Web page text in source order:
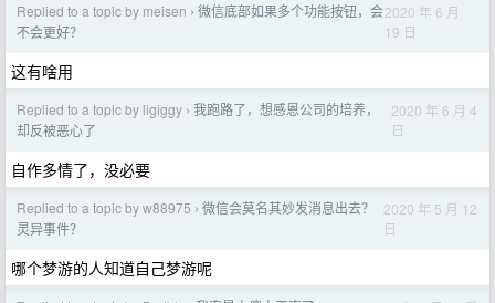
Replied to a topic by meisen › 微信底部如果多个功能按钮，会
不会更好？
2020 年 6 月
19 日
这有啥用
Replied to a topic by ligiggy › 我跑路了，想感恩公司的培养，
却反被恶心了
2020 年 6 月 4
日
自作多情了，没必要
Replied to a topic by w88975 › 微信会莫名其妙发消息出去？
灵异事件？
2020 年 5 月 12
日
哪个梦游的人知道自己梦游呢